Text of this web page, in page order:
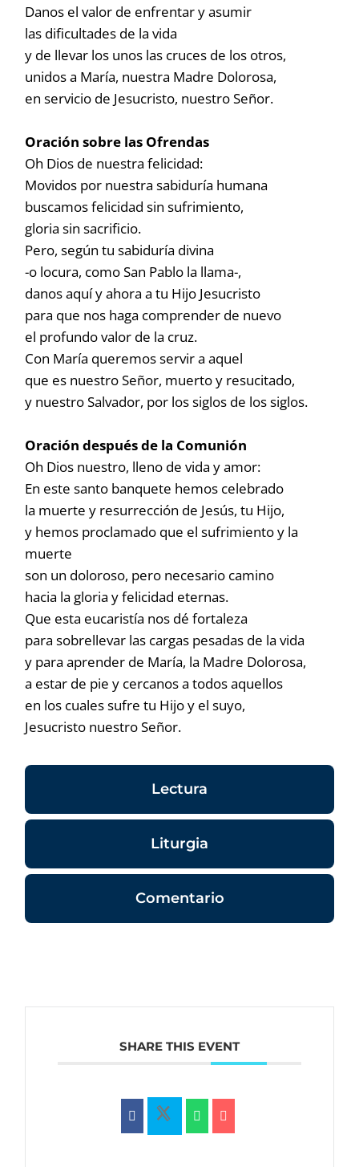
Danos el valor de enfrentar y asumir
las dificultades de la vida
y de llevar los unos las cruces de los otros,
unidos a María, nuestra Madre Dolorosa,
en servicio de Jesucristo, nuestro Señor.
Oración sobre las Ofrendas
Oh Dios de nuestra felicidad:
Movidos por nuestra sabiduría humana
buscamos felicidad sin sufrimiento,
gloria sin sacrificio.
Pero, según tu sabiduría divina
-o locura, como San Pablo la llama-,
danos aquí y ahora a tu Hijo Jesucristo
para que nos haga comprender de nuevo
el profundo valor de la cruz.
Con María queremos servir a aquel
que es nuestro Señor, muerto y resucitado,
y nuestro Salvador, por los siglos de los siglos.
Oración después de la Comunión
Oh Dios nuestro, lleno de vida y amor:
En este santo banquete hemos celebrado
la muerte y resurrección de Jesús, tu Hijo,
y hemos proclamado que el sufrimiento y la
muerte
son un doloroso, pero necesario camino
hacia la gloria y felicidad eternas.
Que esta eucaristía nos dé fortaleza
para sobrellevar las cargas pesadas de la vida
y para aprender de María, la Madre Dolorosa,
a estar de pie y cercanos a todos aquellos
en los cuales sufre tu Hijo y el suyo,
Jesucristo nuestro Señor.
Lectura
Liturgia
Comentario
SHARE THIS EVENT